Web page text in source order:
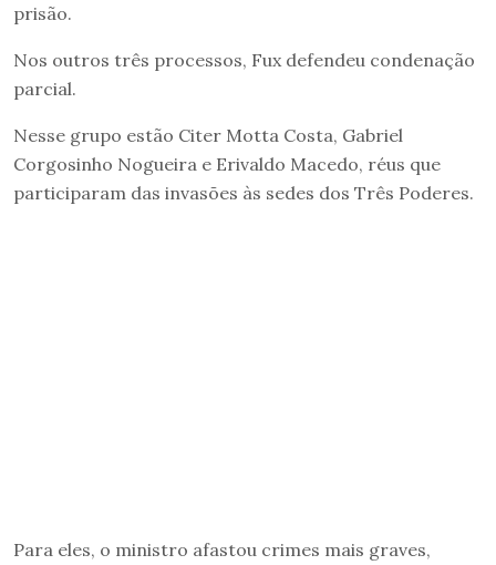
prisão.
Nos outros três processos, Fux defendeu condenação
parcial.
Nesse grupo estão Citer Motta Costa, Gabriel
Corgosinho Nogueira e Erivaldo Macedo, réus que
participaram das invasões às sedes dos Três Poderes.
Para eles, o ministro afastou crimes mais graves,